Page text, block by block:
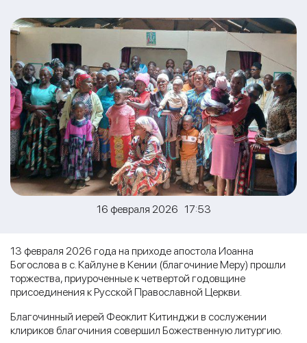
16 февраля 2026 17:53
13 февраля 2026 года на приходе апостола Иоанна
Богослова в с. Кайлуне в Кении (благочиние Меру) прошли
торжества, приуроченные к четвертой годовщине
присоединения к Русской Православной Церкви.
Благочинный иерей Феоклит Китинджи в сослужении
клириков благочиния совершил Божественную литургию.